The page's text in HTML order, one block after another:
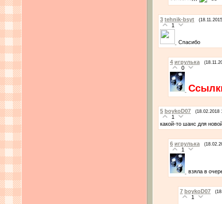
3 tehnik-bsyt
1
Спасибо
4 игрулька
0
5 boykoD07 (18.02.2018
1
какой-то шанс для
6 игрулька
1
взяла в
7 boykoD07
1